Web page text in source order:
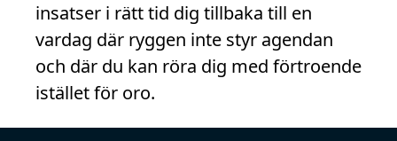
insatser i rätt tid dig tillbaka till en
vardag där ryggen inte styr agendan
och där du kan röra dig med förtroende
istället för oro.